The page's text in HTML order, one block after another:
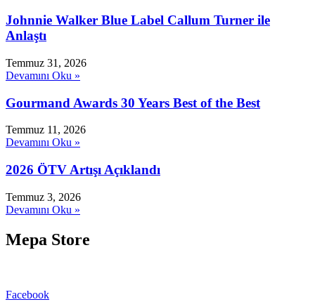
Johnnie Walker Blue Label Callum Turner ile
Anlaştı
Temmuz 31, 2026
Devamını Oku »
Gourmand Awards 30 Years Best of the Best
Temmuz 11, 2026
Devamını Oku »
2026 ÖTV Artışı Açıklandı
Temmuz 3, 2026
Devamını Oku »
Mepa Store
Facebook